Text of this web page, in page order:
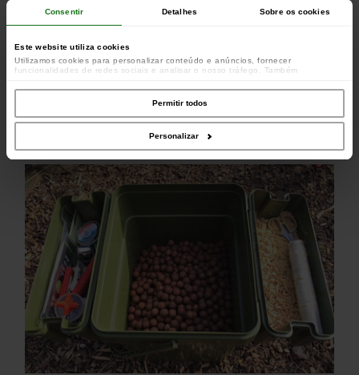
Consentir Detalhes Sobre os cookies
Este website utiliza cookies
Utilizamos cookies para personalizar conteúdo e anúncios, fornecer
funcionalidades de redes sociais e analisar o nosso tráfego. Também
parceiros de redes sociais, de publicidade e de análise, que as podem combinar
com outras informações que lhes forneceu ou recolhidas por estes a partir da
sua utilização dos respetivos serviços.
Permitir todos
Personalizar